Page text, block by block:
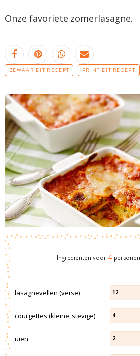
Onze favoriete zomerlasagne.
BEWAAR DIT RECEPT PRINT DIT RECEPT
Ingrediënten voor 4 personen
lasagnevellen (verse) 12
courgettes (kleine, stevige) 4
uien 2